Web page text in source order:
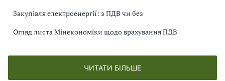
Закупівля електроенергії: з ПДВ чи без
Огляд листа Мінекономіки щодо врахування ПДВ
ЧИТАТИ БІЛЬШЕ